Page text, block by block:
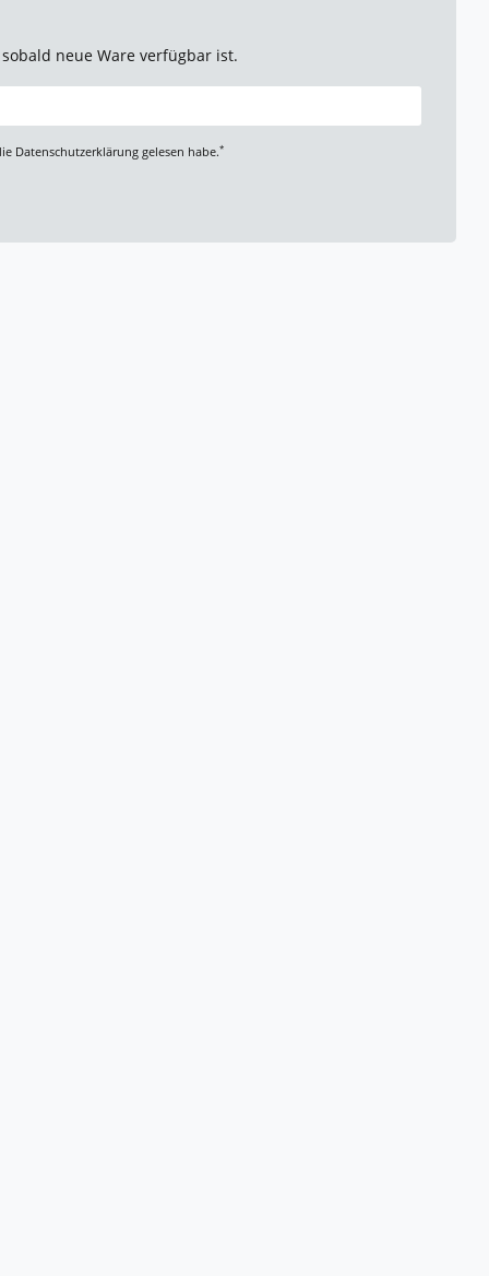
neue Ware verfügbar ist.
Daten­schutz­erklärunggelesen habe.*